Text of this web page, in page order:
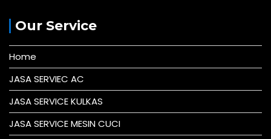
Our Service
Home
JASA SERVIEC AC
JASA SERVICE KULKAS
JASA SERVICE MESIN CUCI